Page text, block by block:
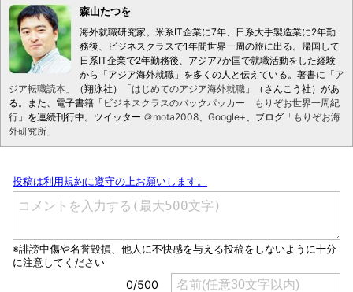
森山たつを
海外就職研究家。米系IT企業に7年、日系大手製造業に2年勤
務後、ビジネスクラスで1年間世界一周の旅に出る。帰国して
日系IT企業で2年勤務後、アジア7か国で就職活動をした経験
から「アジア海外就職」を多くの人と伝えている。著書に「ア
ジア転職読本 」（翔泳社）「はじめてのアジア海外就職 」（さんこう社）があ
る。また、電子書籍「 ビジネスクラスのバックパッカー もりぞお世界一周紀
行 」を連続刊行中。ツイッター ＠mota2008、 Google+、ブログ「 もりぞお海
外研究所 」